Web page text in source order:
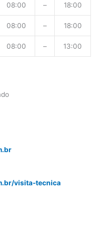
08:00 – 18:00
08:00 – 18:00
08:00 – 13:00
visita-tecnica